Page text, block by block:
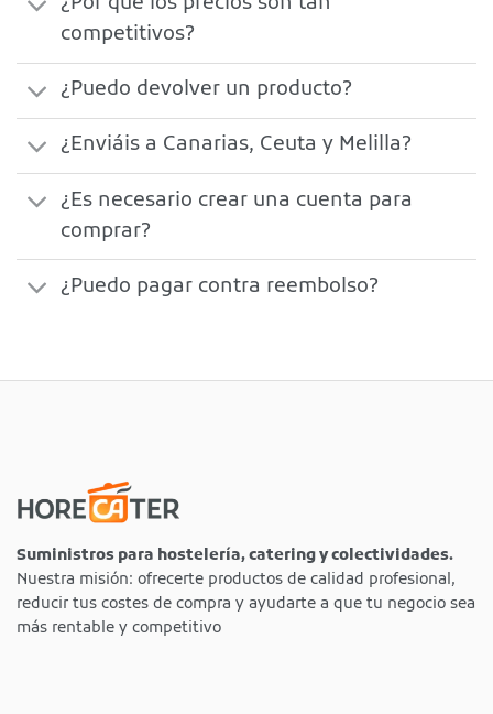
competitivos?
¿Puedo devolver un producto?
¿Enviáis a Canarias, Ceuta y Melilla?
¿Es necesario crear una cuenta para
comprar?
¿Puedo pagar contra reembolso?
Suministros para hostelería, catering y colectividades.
Nuestra misión: ofrecerte productos de calidad profesional,
reducir tus costes de compra y ayudarte a que tu negocio sea
más rentable y competitivo